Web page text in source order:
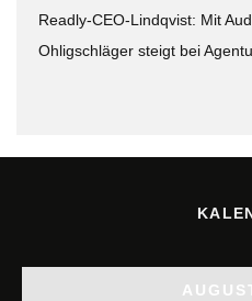
Readly-CEO-Lindqvist: Mit
Ohligschläger steigt bei